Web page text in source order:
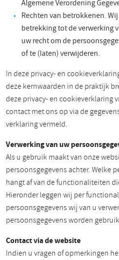
Algemene Verordening
Rechten van betrokkenen.
betrekking tot de verwerking
uw recht om de
of te (laten) verwijderen.
In deze privacy- en
deze kernwaarden in de praktijk
deze privacy- en cookieverklaring
contact met ons op via de
verklaring vermeld.
Verwerking van uw
Als u gebruik maakt van onze
persoonsgegevens achter. Welke
hangt af van de functionaliteiten
Hieronder leggen wij per
persoonsgegevens wij van u
persoonsgegevens worden
Contact via de website
Indien u vragen of opmerkingen